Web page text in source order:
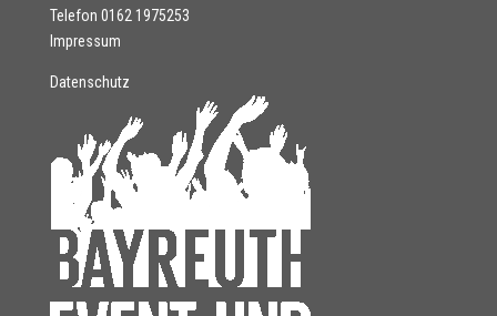
Telefon 0162 1975253
Impressum
Datenschutz